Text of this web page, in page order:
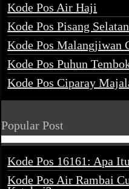
Kode Pos Air Haji
Kode Pos Pisang Selatan
Kode Pos Malangjiwan
Kode Pos Puhun
Kode Pos Ciparay
Popular Post
Kode Pos 16161: Apa
Kode Pos Air Rambai